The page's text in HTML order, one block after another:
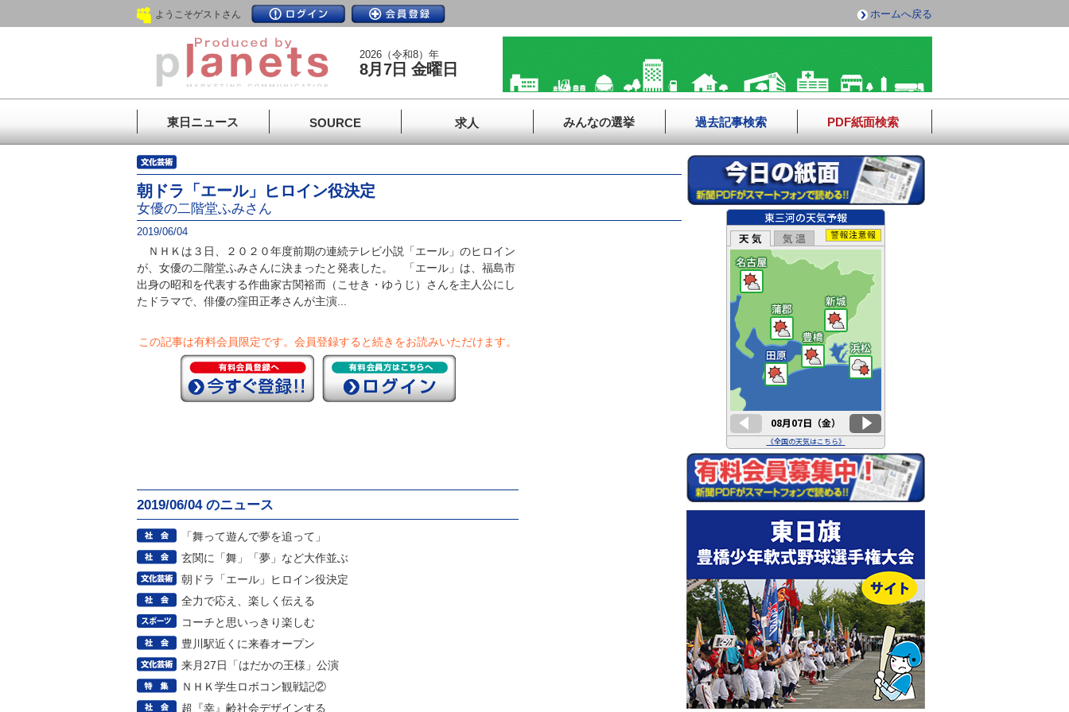
ようこそゲストさん ホームへ戻る
2026（令和8）年
8月7日 金曜日
東日ニュース SOURCE 求人 みんなの選挙 過去記事検索 PDF紙面検索
朝ドラ「エール」ヒロイン役決定
女優の二階堂ふみさん
2019/06/04
ＮＨＫは３日、２０２０年度前期の連続テレビ小説「エール」のヒロイン
が、女優の二階堂ふみさんに決まったと発表した。 「エール」は、福島市
出身の昭和を代表する作曲家古関裕而（こせき・ゆうじ）さんを主人公にし
たドラマで、俳優の窪田正孝さんが主演...
この記事は有料会員限定です。 会員登録すると続きをお読みいただけます。
2019/06/04 のニュース
「舞って遊んで夢を追って」
玄関に「舞」「夢」など大作並ぶ
朝ドラ「エール」ヒロイン役決定
全力で応え、楽しく伝える
コーチと思いっきり楽しむ
豊川駅近くに来春オープン
来月27日「はだかの王様」公演
ＮＨＫ学生ロボコン観戦記②
超『幸』齢社会デザインする